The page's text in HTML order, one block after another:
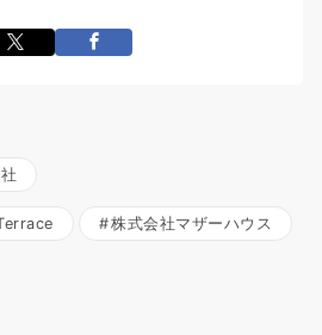
株式会社マザーハウス